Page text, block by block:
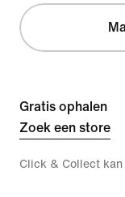
Gratis ophalen
Zoek een store
Click & Collect kan